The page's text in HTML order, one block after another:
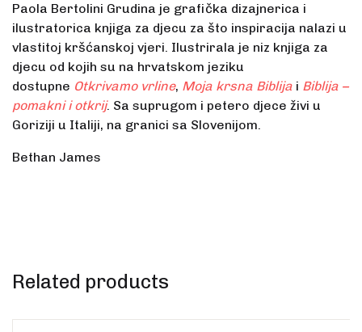
Paola Bertolini Grudina je grafička dizajnerica i
ilustratorica knjiga za djecu za što inspiracija nalazi u
vlastitoj kršćanskoj vjeri. Ilustrirala je niz knjiga za
djecu od kojih su na hrvatskom jeziku
dostupne Otkrivamo vrline, Moja krsna Biblija i Biblija –
pomakni i otkrij. Sa suprugom i petero djece živi u
Goriziji u Italiji, na granici sa Slovenijom.
Bethan James
Related products